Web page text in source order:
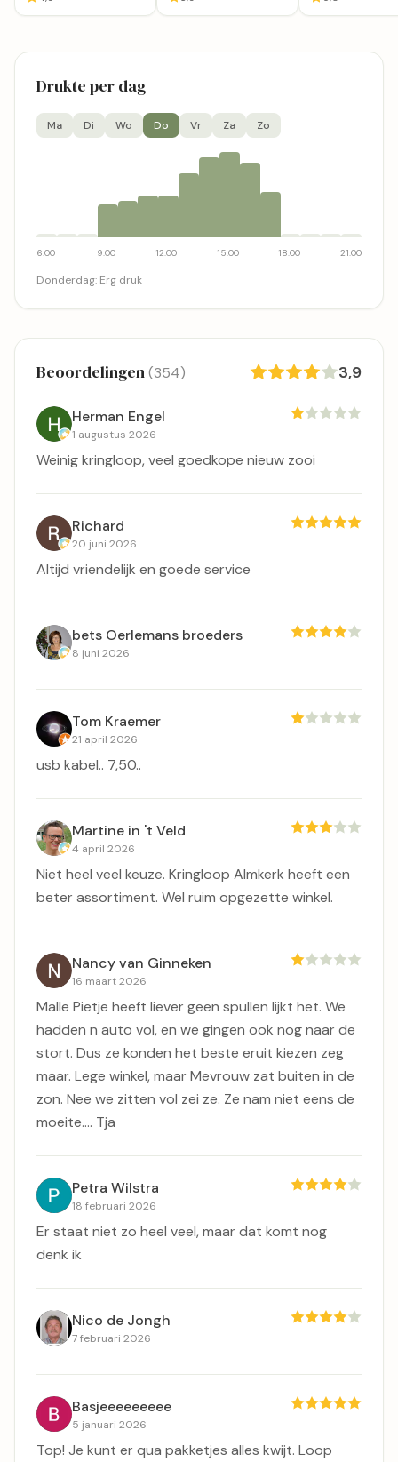
Drukte per dag
Ma Di Wo Do Vr Za Zo
6:00 9:00 12:00 15:00 18:00 21:00
Donderdag: Erg druk
Beoordelingen(354) 3,9
Herman Engel
1 augustus 2026
Weinig kringloop, veel goedkope nieuw zooi
Richard
20 juni 2026
Altijd vriendelijk en goede service
bets Oerlemans broeders
8 juni 2026
Tom Kraemer
21 april 2026
usb kabel.. 7,50..
Martine in 't Veld
4 april 2026
Niet heel veel keuze. Kringloop Almkerk heeft een
beter assortiment. Wel ruim opgezette winkel.
Nancy van Ginneken
16 maart 2026
Malle Pietje heeft liever geen spullen lijkt het. We
hadden n auto vol, en we gingen ook nog naar de
stort. Dus ze konden het beste eruit kiezen zeg
maar. Lege winkel, maar Mevrouw zat buiten in de
zon. Nee we zitten vol zei ze. Ze nam niet eens de
moeite…. Tja
Petra Wilstra
18 februari 2026
Er staat niet zo heel veel, maar dat komt nog
denk ik
Nico de Jongh
7 februari 2026
Basjeeeeeeeee
5 januari 2026
Top! Je kunt er qua pakketjes alles kwijt. Loop